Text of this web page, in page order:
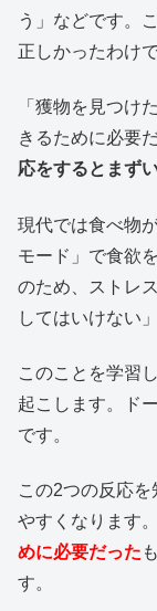
う」などです。
正しかったわけで
「獲物を見つけ
きるために必要
応をするとまず
現代では食べ物
モード」で食欲
のため、ストレ
してはいけない
このことを学習
起こします。ド
です。
この2つの反応
やすくなります
めに必要だった
す。